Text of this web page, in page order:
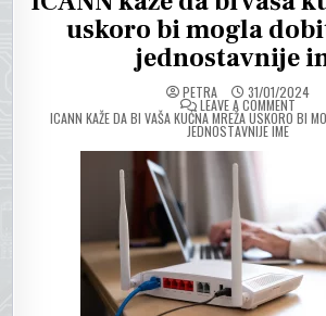
uskoro bi mogla
jednostavnije
PETRA 31/01/2024
LEAVE A COMMENTON
ICANN KAŽE DA BI VAŠA KUĆNA MREŽA USKORO BI
JEDNOSTAVNIJE IME